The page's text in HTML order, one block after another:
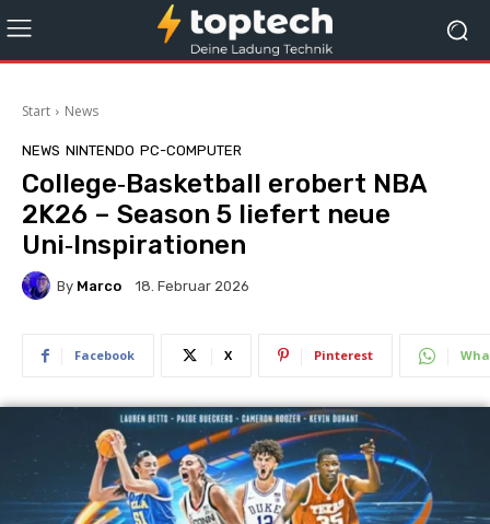
Start News
NEWS NINTENDO PC-COMPUTER
College‑Basketball erobert NBA
2K26 – Season 5 liefert neue
Uni‑Inspirationen
By Marco 18. Februar 2026
Facebook X Pinterest